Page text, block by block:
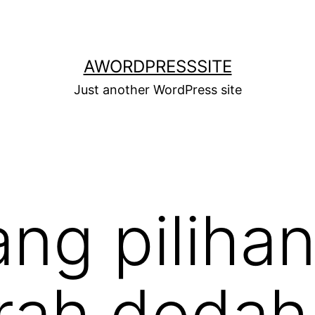
AWORDPRESSSITE
Just another WordPress site